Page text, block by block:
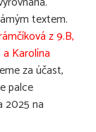
textem.
z 9.B,
Karolína
za účast,
palce
2025 na